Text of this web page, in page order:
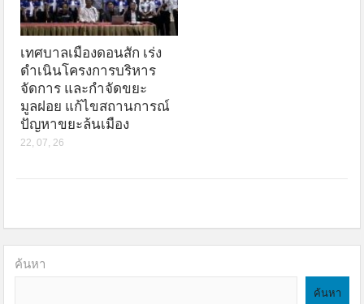
เทศบาลเมืองดอนสัก เร่ง
ดำเนินโครงการบริหาร
จัดการ และกำจัดขยะ
มูลฝอย แก้ไขสถานการณ์
ปัญหาขยะล้นเมือง
22, 07, 26
ค้นหา
ค้นหา